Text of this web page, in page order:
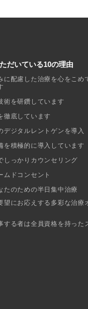
だいている10の理由
に配慮した治療を心をこめ
術を研鑽しています
徹底しています
デジタルレントゲンを導入
を積極的に導入しています
しっかりカウンセリング
ムドコンセント
たのための半日集中治療
望にお応えする多彩な治療
する者は全員資格を持った